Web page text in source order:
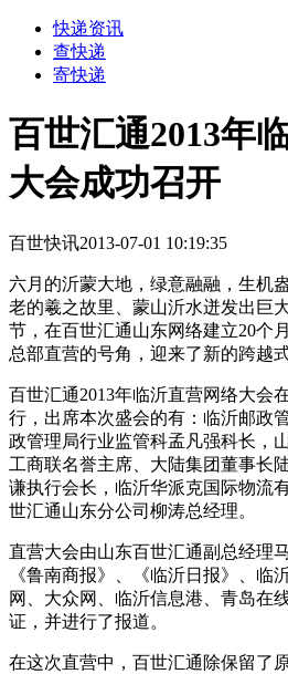
快递资讯
查快递
寄快递
百世汇通2013年
大会成功召开
百世快讯2013-07-01 10:19:35
六月的沂蒙大地，绿意融融，生机
老的羲之故里、蒙山沂水迸发出巨
节，在百世汇通山东网络建立20个
总部直营的号角，迎来了新的跨越
百世汇通2013年临沂直营网络大会
行，出席本次盛会的有：临沂邮政
政管理局行业监管科孟凡强科长，
工商联名誉主席、大陆集团董事长
谦执行会长，临沂华派克国际物流
世汇通山东分公司柳涛总经理。
直营大会由山东百世汇通副总经理
《鲁南商报》、《临沂日报》、临
网、大众网、临沂信息港、青岛在
证，并进行了报道。
在这次直营中，百世汇通除保留了